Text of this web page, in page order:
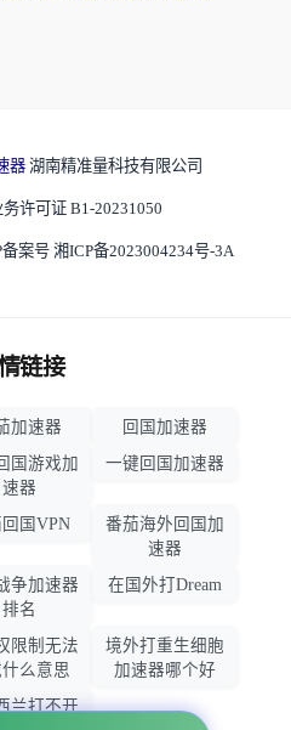
器 湖南精准量科技有限公司
许可证 B1-20231050
案号 湘ICP备2023004234号-3A
链接
加速器
回国加速器
国游戏加
速器
一键回国加速器
国VPN
番茄海外回国加
速器
争加速器
排名
在国外打Dream
限制无法
什么意思
境外打重生细胞
加速器哪个好
兰打不开